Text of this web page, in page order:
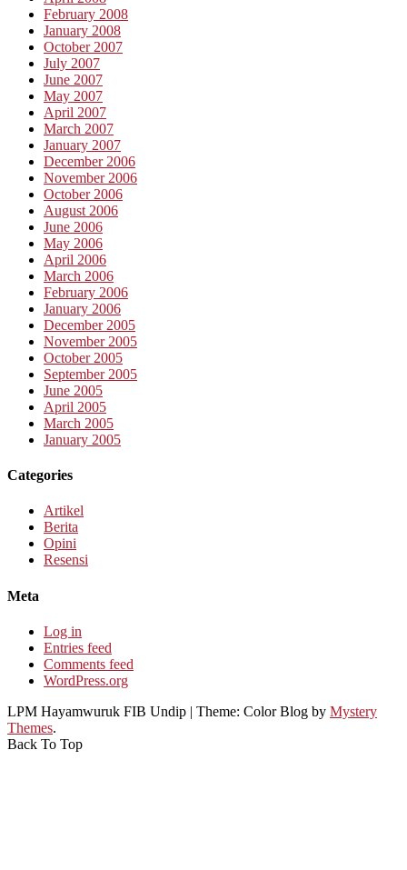
February 2008
January 2008
October 2007
July 2007
June 2007
May 2007
April 2007
March 2007
January 2007
December 2006
November 2006
October 2006
August 2006
June 2006
May 2006
April 2006
March 2006
February 2006
January 2006
December 2005
November 2005
October 2005
September 2005
June 2005
April 2005
March 2005
January 2005
Categories
Artikel
Berita
Opini
Resensi
Meta
Log in
Entries feed
Comments feed
WordPress.org
LPM Hayamwuruk FIB Undip | Theme: Color Blog by Mystery
Themes.
Back To Top